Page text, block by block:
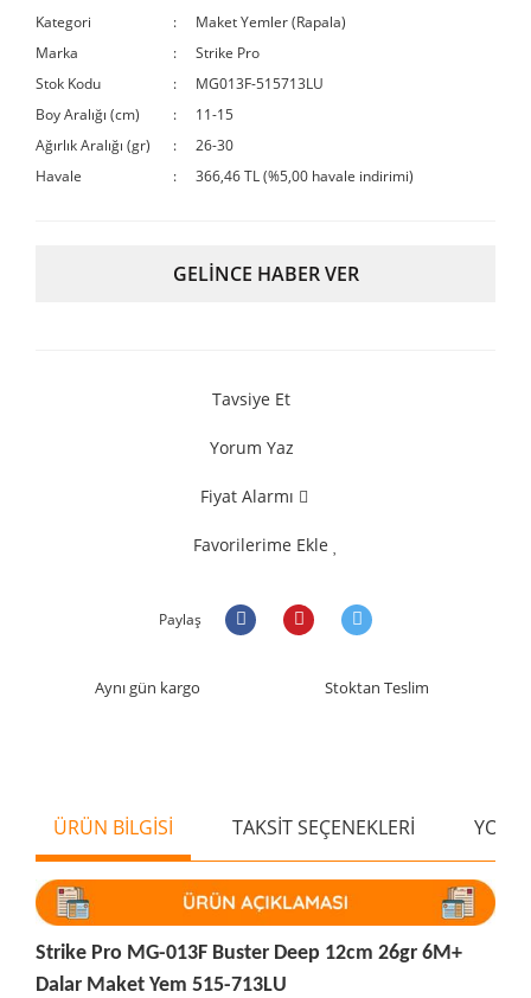
Kategori
Maket Yemler (Rapala)
Marka
Strike Pro
Stok Kodu
MG013F-515713LU
Boy Aralığı (cm)
11-15
Ağırlık Aralığı (gr)
26-30
Havale
366,46 TL (%5,00 havale indirimi)
GELİNCE HABER VER
Tavsiye Et
Yorum Yaz
Fiyat Alarmı
Favorilerime Ekle
Paylaş
Aynı gün kargo Stoktan Teslim
ÜRÜN BİLGİSİ TAKSİT SEÇENEKLERİ
Strike Pro MG-013F Buster Deep 12cm 26gr 6M+
Dalar Maket Yem 515-713LU